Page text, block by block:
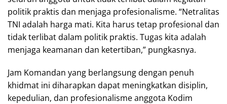
politik praktis dan menjaga profesionalisme. “Netralitas
TNI adalah harga mati. Kita harus tetap profesional dan
tidak terlibat dalam politik praktis. Tugas kita adalah
menjaga keamanan dan ketertiban,” pungkasnya.
Jam Komandan yang berlangsung dengan penuh
khidmat ini diharapkan dapat meningkatkan disiplin,
kepedulian, dan profesionalisme anggota Kodim